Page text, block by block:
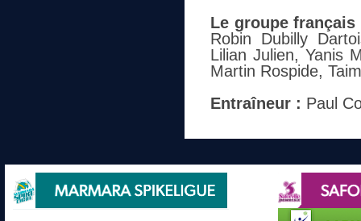
Le groupe français
Robin Dubilly
Lilian Julien, Yanis
Martin Rospide,
Entraîneur : Paul